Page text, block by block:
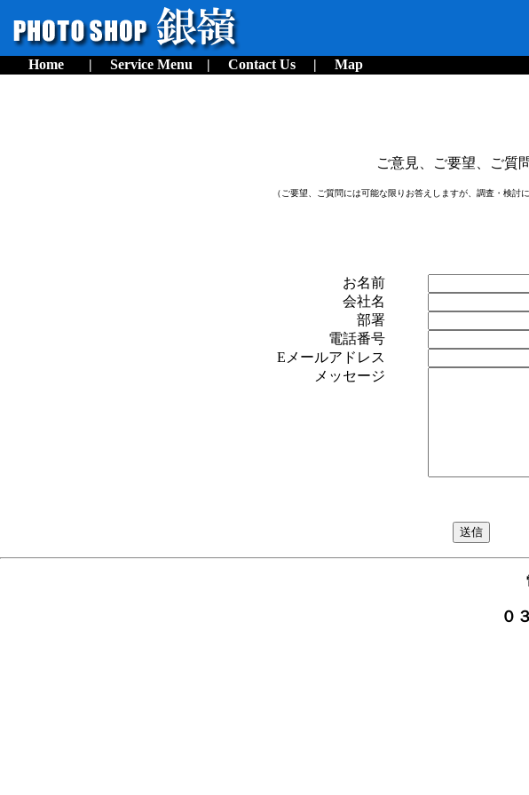
Home | Service Menu | Contact Us | Map
ご意見、ご要望、ご質
（ご要望、ご質問には可能な限りお答えしますが、調査・検
お名前
会社名
部署
電話番号
Eメールアドレス
メッセージ
０